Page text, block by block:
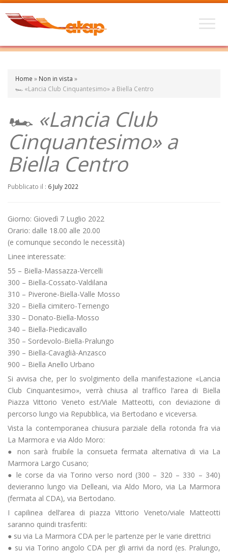
Home » Non in vista »
🏎️ «Lancia Club Cinquantesimo» a Biella Centro
🏎️ «Lancia Club
Cinquantesimo» a
Biella Centro
Pubblicato il : 6 July 2022
Giorno: Giovedì 7 Luglio 2022
Orario: dalle 18.00 alle 20.00
(e comunque secondo le necessità)
Linee interessate:
55 – Biella-Massazza-Vercelli
300 – Biella-Cossato-Valdilana
310 – Piverone-Biella-Valle Mosso
320 – Biella cimitero-Ternengo
330 – Donato-Biella-Mosso
340 – Biella-Piedicavallo
350 – Sordevolo-Biella-Pralungo
390 – Biella-Cavaglià-Anzasco
900 – Biella Anello Urbano
Si avvisa che, per lo svolgimento della manifestazione «Lancia
Club Cinquantesimo», verrà chiusa al traffico l’area di Biella
Piazza Vittorio Veneto est/Viale Matteotti, con deviazione di
percorso lungo via Repubblica, via Bertodano e viceversa.
Vista la contemporanea chiusura parziale della rotonda fra via
La Marmora e via Aldo Moro:
● non sarà fruibile la consueta fermata alternativa di via La
Marmora Largo Cusano;
● le corse da via Torino verso nord (300 – 320 – 330 – 340)
devieranno lungo via Delleani, via Aldo Moro, via La Marmora
(fermata al CDA), via Bertodano.
I capilinea dell’area di piazza Vittorio Veneto/viale Matteotti
saranno quindi trasferiti:
● su via La Marmora CDA per le partenze per le varie direttrici
● su via Torino angolo CDA per gli arrivi da nord (es. Pralungo,